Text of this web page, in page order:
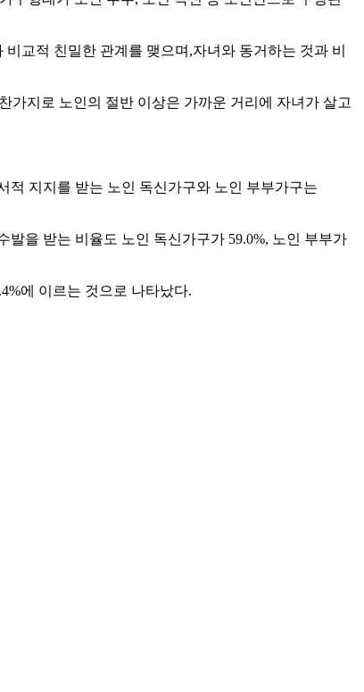
교적 친밀한 관계를 맺으며,자녀와 동거하는 것과 비
가지로 노인의 절반 이상은 가까운 거리에 자녀가 살고
지지를 받는 노인 독신가구와 노인 부부가구는
을 받는 비율도 노인 독신가구가 59.0%, 노인 부부가
에 이르는 것으로 나타났다.